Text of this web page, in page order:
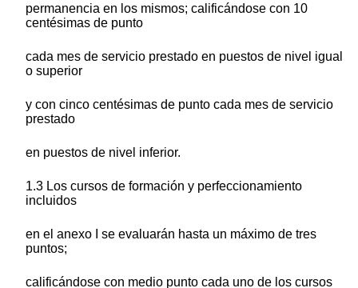
permanencia en los mismos; calificándose con 10
centésimas de punto
cada mes de servicio prestado en puestos de nivel igual
o superior
y con cinco centésimas de punto cada mes de servicio
prestado
en puestos de nivel inferior.
1.3 Los cursos de formación y perfeccionamiento
incluidos
en el anexo I se evaluarán hasta un máximo de tres
puntos;
calificándose con medio punto cada uno de los cursos